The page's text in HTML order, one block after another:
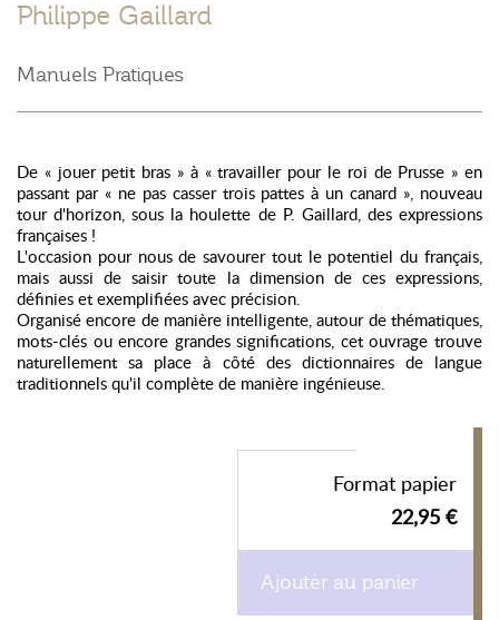
Philippe Gaillard
Manuels Pratiques
De « jouer petit bras » à « travailler pour le roi de Prusse » en
passant par « ne pas casser trois pattes à un canard », nouveau
tour d'horizon, sous la houlette de P. Gaillard, des expressions
françaises !
L'occasion pour nous de savourer tout le potentiel du français,
mais aussi de saisir toute la dimension de ces expressions,
définies et exemplifiées avec précision.
Organisé encore de manière intelligente, autour de thématiques,
mots-clés ou encore grandes significations, cet ouvrage trouve
naturellement sa place à côté des dictionnaires de langue
traditionnels qu'il complète de manière ingénieuse.
Format papier
22,95 €
Ajouter au panier